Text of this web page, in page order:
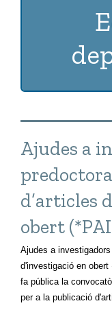
Ajudes a
d’articles
obert
Ajudes a
d'investigació en
fa pública la
per a la publicació